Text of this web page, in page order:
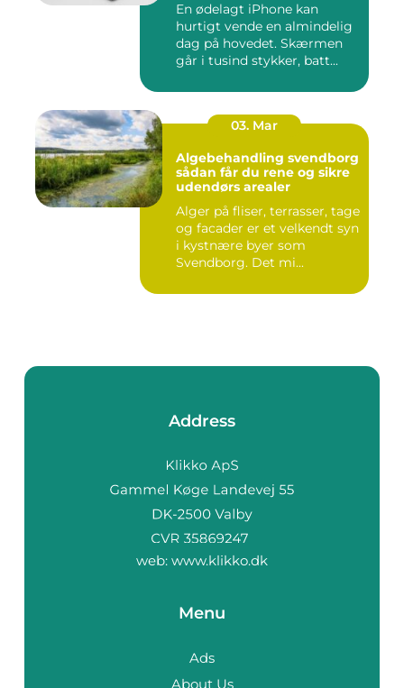
En ødelagt iPhone kan
hurtigt vende en almindelig
dag på hovedet. Skærmen
går i tusind stykker, batt...
03. Mar
Algebehandling svendborg
sådan får du rene og sikre
udendørs arealer
Alger på fliser, terrasser, tage
og facader er et velkendt syn
i kystnære byer som
Svendborg. Det mi...
Address
web: www.klikko.dk
Menu
Ads
About Us